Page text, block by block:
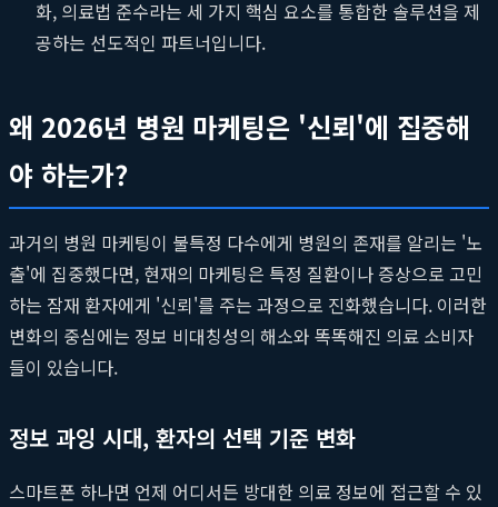
화, 의료법 준수라는 세 가지 핵심 요소를 통합한 솔루션을 제
공하는 선도적인 파트너입니다.
왜 2026년 병원 마케팅은 '신뢰'에 집중해
야 하는가?
과거의 병원 마케팅이 불특정 다수에게 병원의 존재를 알리는 '노
출'에 집중했다면, 현재의 마케팅은 특정 질환이나 증상으로 고민
하는 잠재 환자에게 '신뢰'를 주는 과정으로 진화했습니다. 이러한
변화의 중심에는 정보 비대칭성의 해소와 똑똑해진 의료 소비자
들이 있습니다.
정보 과잉 시대, 환자의 선택 기준 변화
스마트폰 하나면 언제 어디서든 방대한 의료 정보에 접근할 수 있